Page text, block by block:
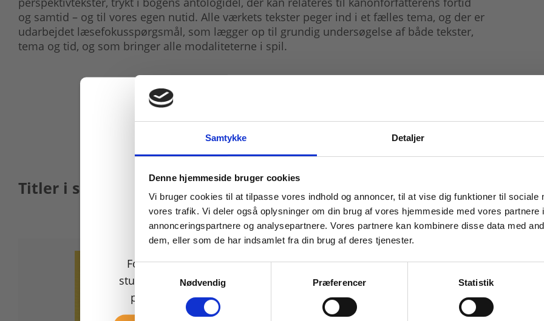
Samtykke Detaljer
Denne hjemmeside bruger cookies
Vi bruger cookies til at tilpasse vores indhold og annoncer, til at vise dig funktioner til sociale
vores trafik. Vi deler også oplysninger om din brug af vores hjemmeside med vores partnere
annonceringspartnere og analysepartnere. Vores partnere kan kombinere disse data med
dem, eller som de har indsamlet fra din brug af deres tjenester.
Samtykkevalg
Nødvendig
Præferencer Statistik
og samtid – og til vores egen nutid. Alle værkets tekster peger ind i et fælles tema, og der er
udarbejdet læsefokusspørgsmål, som lægger op til grundig undersøgelse af både tekster,
tema og tid, og som bringer alle modaliteterne i spil.
Titler i serien
Køb læremidler og find masterclasses mm.
For privatkunder og
studerende. Du får vist
priser inkl. moms.
For institutioner og
virksomheder. Du får
vist priser ekskl. moms.
Tilgå